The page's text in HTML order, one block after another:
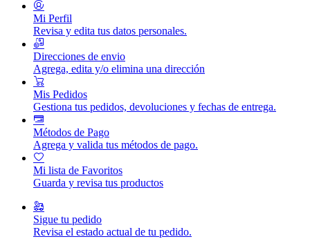
Mi Perfil
Revisa y edita tus datos personales.
Direcciones de envio
Agrega, edita y/o elimina una dirección
Mis Pedidos
Gestiona tus pedidos, devoluciones y fechas de entrega.
Métodos de Pago
Agrega y valida tus métodos de pago.
Mi lista de Favoritos
Guarda y revisa tus productos
Sigue tu pedido
Revisa el estado actual de tu pedido.